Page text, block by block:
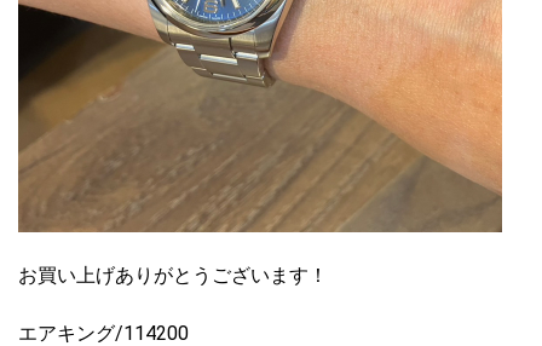
お買い上げありがとうございます！
エアキング/114200